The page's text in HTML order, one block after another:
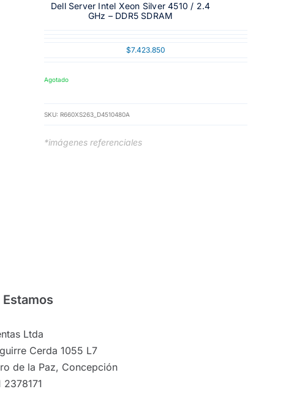
Dell Server Intel Xeon Silver 4510 / 2.4
GHz – DDR5 SDRAM
$7.423.850
Agotado
SKU: R660XS263_D4510480A
*imágenes referenciales
Estamos
Ltda
Cerda 1055 L7
de la Paz, Concepción
2378171